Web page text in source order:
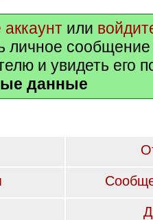
или
личное
и увидеть его
данные